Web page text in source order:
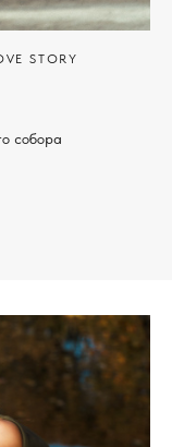
STORY
собора